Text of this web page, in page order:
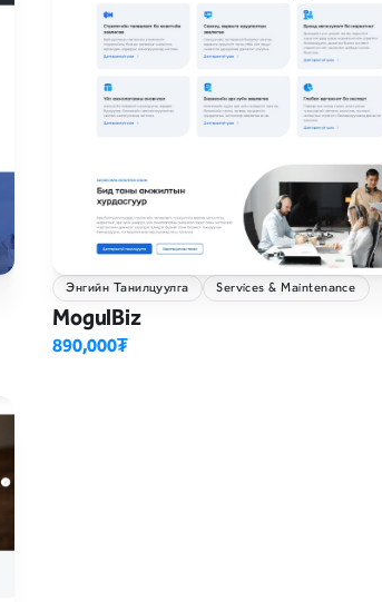
Энгийн Танилцуулга Services & Maintenance
MogulBiz
890,000₮